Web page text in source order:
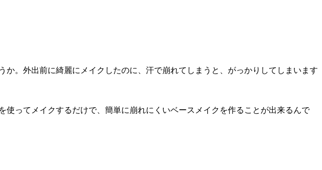
。外出前に綺麗にメイクしたのに、汗で崩れてしまうと、がっかりしてしまいます
ってメイクするだけで、簡単に崩れにくいベースメイクを作ることが出来るんで